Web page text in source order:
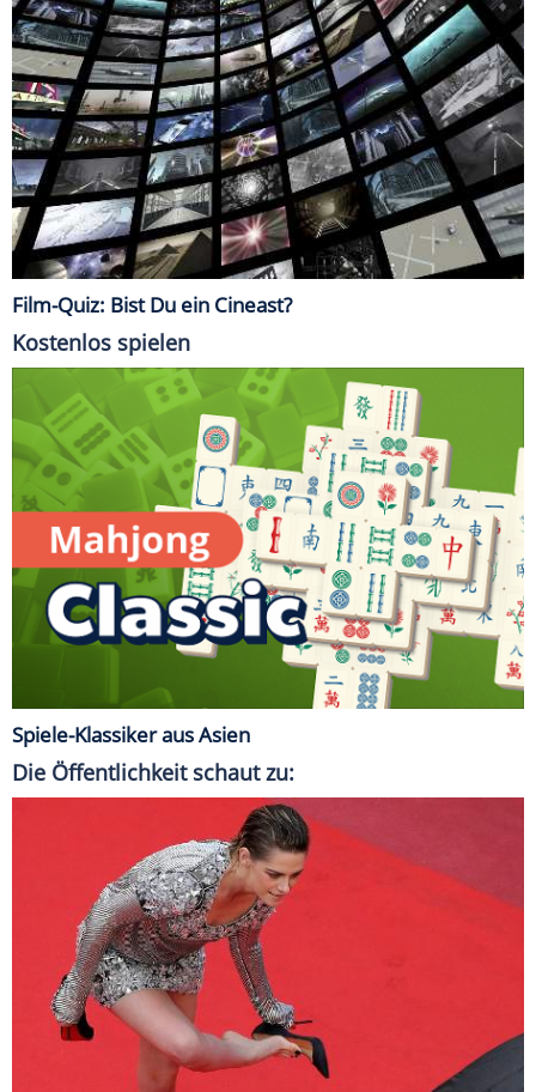
Film-Quiz: Bist Du ein Cineast?
Kostenlos spielen
Spiele-Klassiker aus Asien
Die Öffentlichkeit schaut zu: